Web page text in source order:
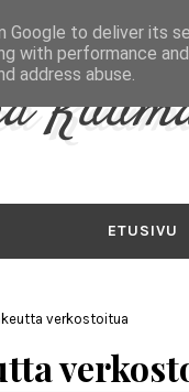
ETUSIVU
verkostoitua
Google to deliver its
with performance
address abuse.